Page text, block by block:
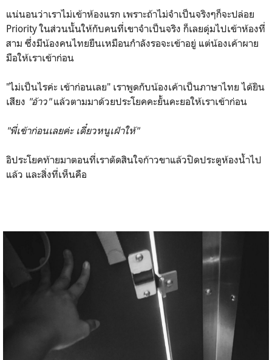
แน่นอนว่าเราไม่เข้าห้องแรก เพราะถ้าไม่จำเป็นจริงๆก็จะปล่อย
Priority ในส่วนนั้นให้กับคนที่เขาจำเป็นจริง ก็เลยดุ่มไปเข้าห้องที่
สาม ซึ่งมีน้องคนไทยยืนเหมือนกำลังรอจะเข้าอยู่ แต่น้องเค้าผาย
มือให้เราเข้าก่อน
"ไม่เป็นไรค่ะ เข้าก่อนเลย" เราพูดกับน้องเค้าเป็นภาษาไทย ได้ยิน
เสียง "อ้าว"แล้วตามมาด้วยประโยคคะยั้นคะยอให้เราเข้าก่อน
"พี่เข้าก่อนเลยค่ะ เดี๋ยวหนูเฝ้าให้"
อิประโยคท้ายมาตอนที่เราตัดสินใจก้าวขาแล้วปิดประตูห้องน้ำไป
แล้ว และสิ่งที่เห็นคือ